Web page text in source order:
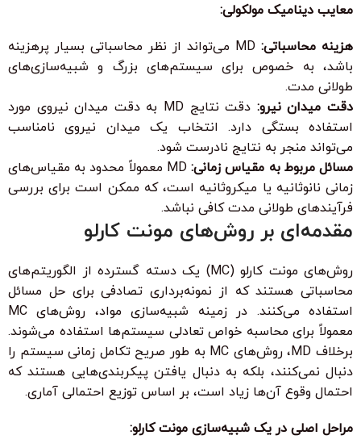
معایب دینامیک مولکولی:
هزینه محاسباتی:
MD می‌تواند از نظر محاسباتی بسیار پرهزینه
باشد، به خصوص برای سیستم‌های بزرگ و شبیه‌سازی‌های
طولانی مدت.
دقت میدان نیرو:
دقت نتایج MD به دقت میدان نیروی مورد
استفاده بستگی دارد. انتخاب یک میدان نیروی نامناسب
می‌تواند منجر به نتایج نادرست شود.
مسائل مربوط به مقیاس زمانی:
MD معمولاً محدود به مقیاس‌های
زمانی نانوثانیه یا میکروثانیه است، که ممکن است برای بررسی
فرآیندهای طولانی مدت کافی نباشد.
مقدمه‌ای بر روش‌های مونت کارلو
روش‌های مونت کارلو (MC) یک دسته گسترده از الگوریتم‌های
محاسباتی هستند که از نمونه‌برداری تصادفی برای حل مسائل
استفاده می‌کنند. در زمینه شبیه‌سازی مواد، روش‌های MC
معمولاً برای محاسبه خواص تعادلی سیستم‌ها استفاده می‌شوند.
برخلاف MD، روش‌های MC به طور صریح تکامل زمانی سیستم را
دنبال نمی‌کنند، بلکه به دنبال یافتن پیکربندی‌هایی هستند که
احتمال وقوع آن‌ها زیاد است، بر اساس توزیع احتمالی آماری.
مراحل اصلی در یک شبیه‌سازی مونت کارلو: